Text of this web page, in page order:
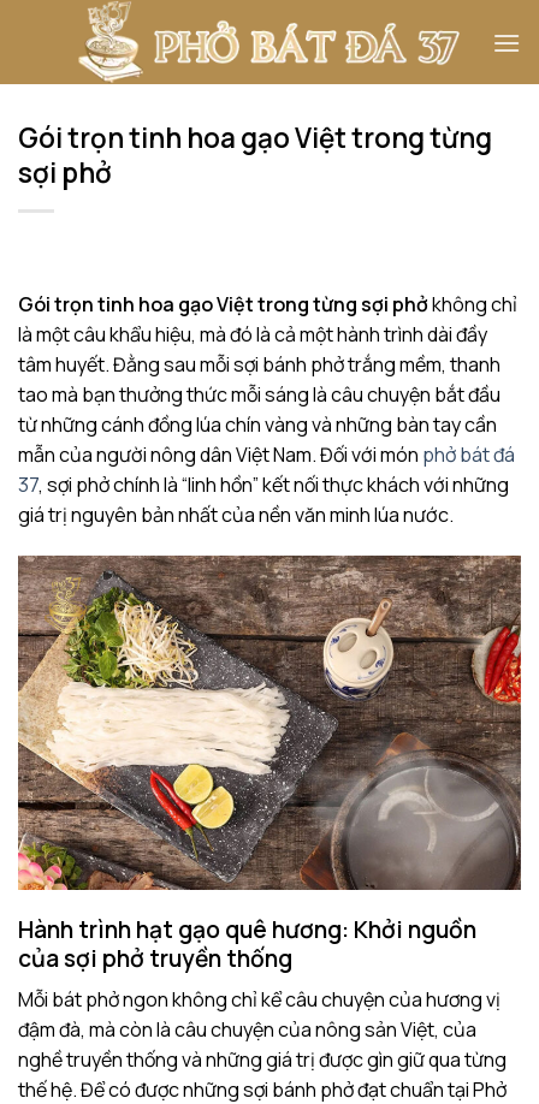
Gói trọn tinh hoa gạo Việt trong từng
sợi phở
Gói trọn tinh hoa gạo Việt trong từng sợi phởkhông chỉ
là một câu khẩu hiệu, mà đó là cả một hành trình dài đầy
tâm huyết. Đằng sau mỗi sợi bánh phở trắng mềm, thanh
tao mà bạn thưởng thức mỗi sáng là câu chuyện bắt đầu
từ những cánh đồng lúa chín vàng và những bàn tay cần
mẫn của người nông dân Việt Nam. Đối với món phở bát đá
37, sợi phở chính là “linh hồn” kết nối thực khách với những
giá trị nguyên bản nhất của nền văn minh lúa nước.
Hành trình hạt gạo quê hương: Khởi nguồn
của sợi phở truyền thống
Mỗi bát phở ngon không chỉ kể câu chuyện của hương vị
đậm đà, mà còn là câu chuyện của nông sản Việt, của
nghề truyền thống và những giá trị được gìn giữ qua từng
thế hệ. Để có được những sợi bánh phở đạt chuẩn tại Phở